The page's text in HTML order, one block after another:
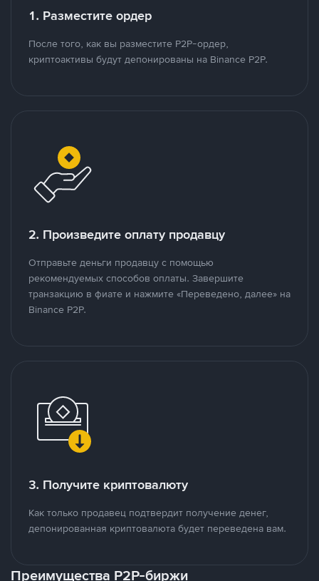
1. Разместите ордер
После того, как вы разместите P2P-ордер,
криптоактивы будут депонированы на Binance P2P.
2. Произведите оплату продавцу
Отправьте деньги продавцу с помощью
рекомендуемых способов оплаты. Завершите
транзакцию в фиате и нажмите «Переведено, далее» на
Binance P2P.
3. Получите криптовалюту
Как только продавец подтвердит получение денег,
депонированная криптовалюта будет переведена вам.
Преимущества P2P-биржи